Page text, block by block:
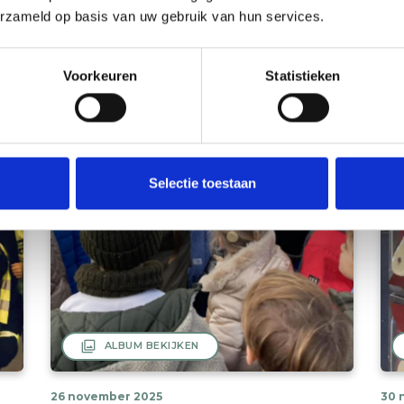
op basis van uw gebruik van hun services.
Voorkeuren Statistieken
Selectie toestaan
16 oktober 2025
kampen bouwen
filter ALBUM BEKIJKEN
26 november 2025 30